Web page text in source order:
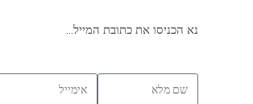
נא הכניסו את כתובת המייל…